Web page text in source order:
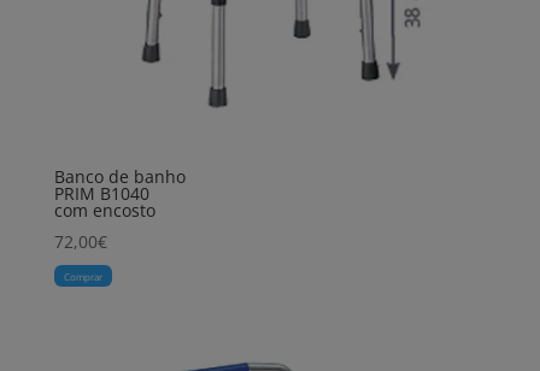
Banco de banho
PRIM B1040
com encosto
72,00€
Comprar